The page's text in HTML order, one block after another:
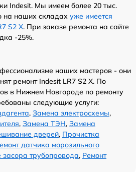
Indesit. Мы имеем более 20 тыс.
на наших складах уже имеется
S2 X. При заказе ремонта на сайте
-25%.
наших мастеров - они
ремонт Indesit LR7 S2 X. По
в Нижнем Новгороде по ремонту
следующие услуги:
, Замена электросхемы,
, Замена ТЭН, Замена
дверей, Прочистка
датчика морозильного
засора трубопровода, Ремонт